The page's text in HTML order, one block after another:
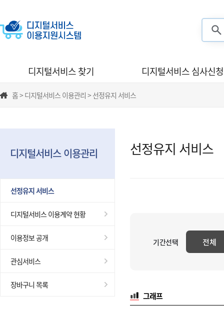
디지털서비스 찾기 디지털서비스 심사신청
홈 > 디지털서비스 이용관리 > 선정유지 서비스
디지털서비스 이용관리
선정유지 서비스
디지털서비스 이용계약 현황
이용정보 공개
관심서비스
장바구니 목록
선정유지 서비스
기간선택 전체
그래프